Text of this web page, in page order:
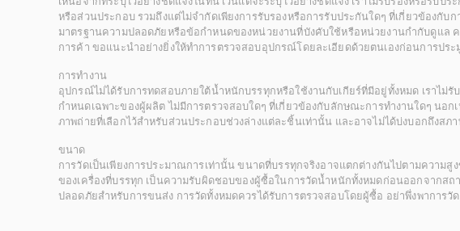
หรือส่วนประกอบ รวมถึงแต่ไม่จำกัดเพียงการรับรองหรือการรับประกันใดๆ ที่เกี่ยวข้องกั
มาตรฐานความปลอดภัยหรือข้อกำหนดของหน่วยงานที่บังคับใช้หรือหน่วยงานกำกับดูแล ค
การค้า ขอแนะนำอย่างยิ่งให้ทำการตรวจสอบอุปกรณ์โดยละเอียดด้วยตนเองก่อนการประ
การทำงาน
อุปกรณ์ไม่ได้รับการทดสอบภายใต้น้ำหนักบรรทุกหรือใช้งานกับเกียร์ที่มีอยู่ทั้งหมด เราไม่
กำหนดเฉพาะของผู้ผลิต ไม่มีการตรวจสอบใดๆ ที่เกี่ยวข้องกับลักษณะการทำงานใดๆ นอก
ภาพถ่ายที่เลือกไว้สำหรับส่วนประกอบช่วงล่างแต่ละชิ้นเท่านั้น และอาจไม่ได้บ่งบอกถึงสภ
ขนาด
การวัดเป็นเพียงการประมาณการเท่านั้น ขนาดที่บรรทุกจริงอาจแตกต่างกันไปตามความ
ของเครื่องที่บรรทุก เป็นความรับผิดชอบของผู้ซื้อในการวัดน้ำหนักทั้งหมดก่อนออกจากสถ
ปลอดภัยสำหรับการขนส่ง การวัดทั้งหมดควรได้รับการตรวจสอบโดยผู้ซื้อ อย่าพึ่งพาการวั